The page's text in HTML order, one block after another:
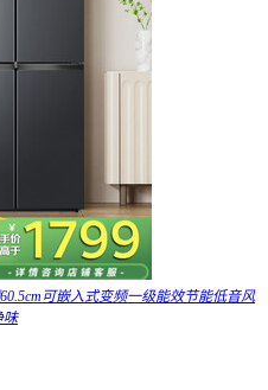
可嵌入式变频一级能效节能低音风
味